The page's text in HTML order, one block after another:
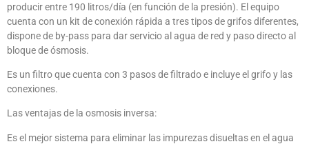
producir entre 190 litros/día (en función de la presión). El equipo
cuenta con un kit de conexión rápida a tres tipos de grifos diferentes,
dispone de by-pass para dar servicio al agua de red y paso directo al
bloque de ósmosis.
Es un filtro que cuenta con 3 pasos de filtrado e incluye el grifo y las
conexiones.
Las ventajas de la osmosis inversa:
Es el mejor sistema para eliminar las impurezas disueltas en el agua